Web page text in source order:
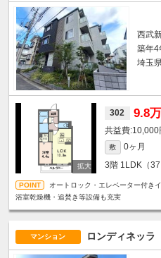
西武
築年4
埼玉
302 9.8
10,000
敷 0ヶ月
3階 1LDK（
オートロック・エレベーター付き
浴室乾燥機・追焚き等設備も充実
マンション ロンディネッラ